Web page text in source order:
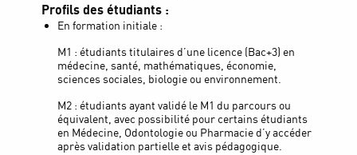
Profils des étudiants :
En formation initiale :
M1 : étudiants titulaires d’une licence (Bac+3) en
médecine, santé, mathématiques, économie,
sciences sociales, biologie ou environnement.
M2 : étudiants ayant validé le M1 du parcours ou
équivalent, avec possibilité pour certains étudiants
en Médecine, Odontologie ou Pharmacie d’y accéder
après validation partielle et avis pédagogique.